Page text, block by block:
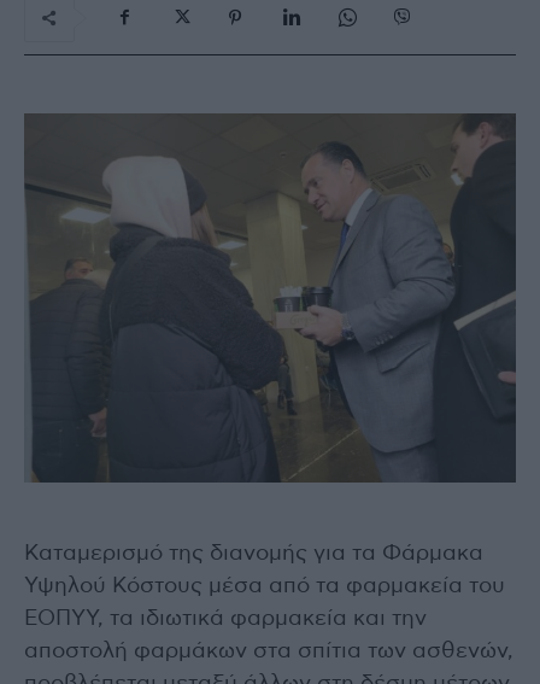
Καταμερισμό της διανομής για τα Φάρμακα
Υψηλού Κόστους μέσα από τα φαρμακεία του
ΕΟΠΥΥ, τα ιδιωτικά φαρμακεία και την
αποστολή φαρμάκων στα σπίτια των ασθενών,